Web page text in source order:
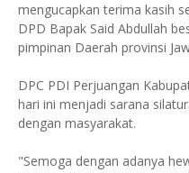
mengucapkan terima kasih
DPD Bapak Said Abdullah
pimpinan Daerah provinsi
DPC PDI Perjuangan
hari ini menjadi sarana
dengan masyarakat.
"Semoga dengan adanya